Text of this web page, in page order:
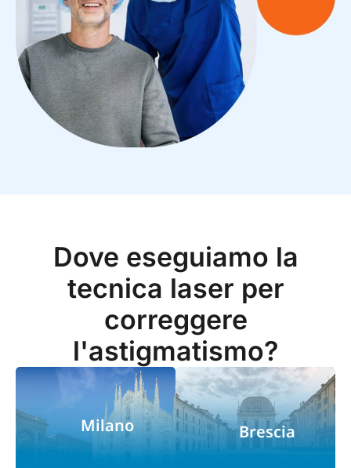
Dove eseguiamo la
tecnica laser per
correggere
l'astigmatismo?
Milano Brescia